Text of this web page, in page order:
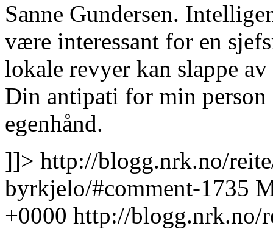
Sanne Gundersen.
være interessant for en
lokale revyer kan slappe
Din antipati for min
egenhånd.
]]> http://blogg.nrk.no/
byrkjelo/#comment-1735
+0000 http://blogg.nrk.no/